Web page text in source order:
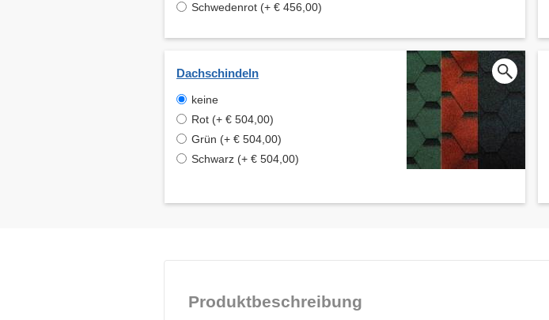
Schwedenrot (+ € 456,00)
Dachschindeln
keine
Rot (+ € 504,00)
Grün (+ € 504,00)
Schwarz (+ € 504,00)
Produktbeschreibung